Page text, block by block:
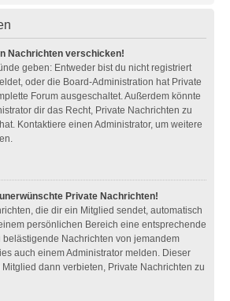
Nachrichten verschicken!
geben: Entweder bist du nicht registriert
oder die Board-Administration hat Private
Forum ausgeschaltet. Außerdem könnte
dir das Recht, Private Nachrichten zu
Kontaktiere einen Administrator, um weitere
Private Nachrichten!
die dir ein Mitglied sendet, automatisch
persönlichen Bereich eine entsprechende
belästigende Nachrichten von jemandem
auch einem Administrator melden. Dieser
dann verbieten, Private Nachrichten zu